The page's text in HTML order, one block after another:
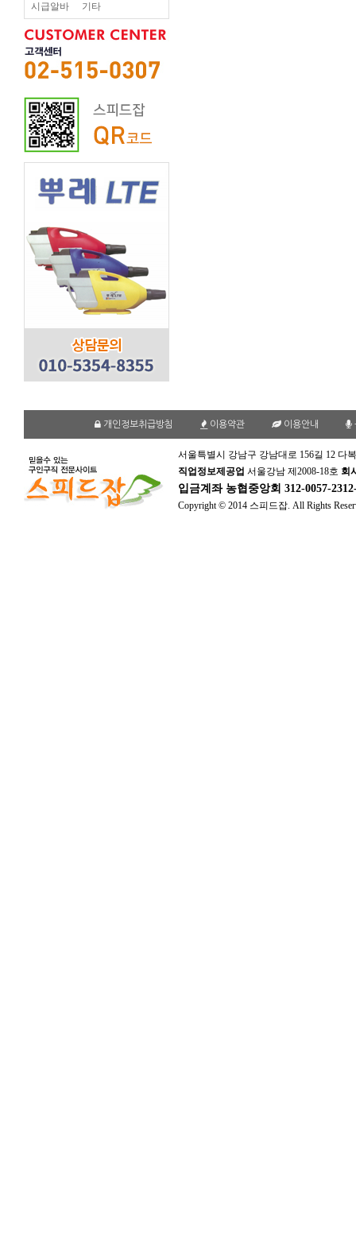
시급알바 기타
개인정보취급방침 이용약관 이용안내
서울특별시 강남구 강남대로 156길 12 다
직업정보제공업 서울강남 제2008-18호 회
입금계좌 농협중앙회 312-0057-
Copyright © 2014 스피드잡. All Rights